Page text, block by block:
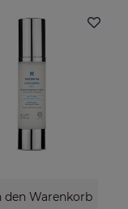
den Warenkorb